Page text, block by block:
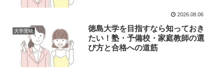
2026.08.06
大学受験
徳島大学を目指すなら知っておき
たい！塾・予備校・家庭教師の選
び方と合格への道筋